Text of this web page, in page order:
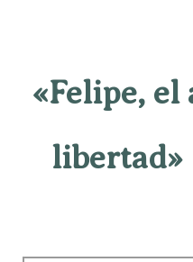
«Felipe, el
libertad»